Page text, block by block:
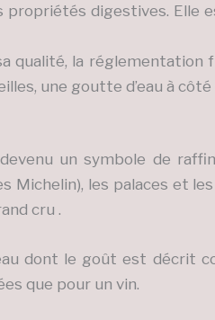
propriétés digestives.
qualité, la réglementation
une goutte d’eau à
un symbole de
les palaces et
cru .
dont le goût est décrit
que pour un vin.